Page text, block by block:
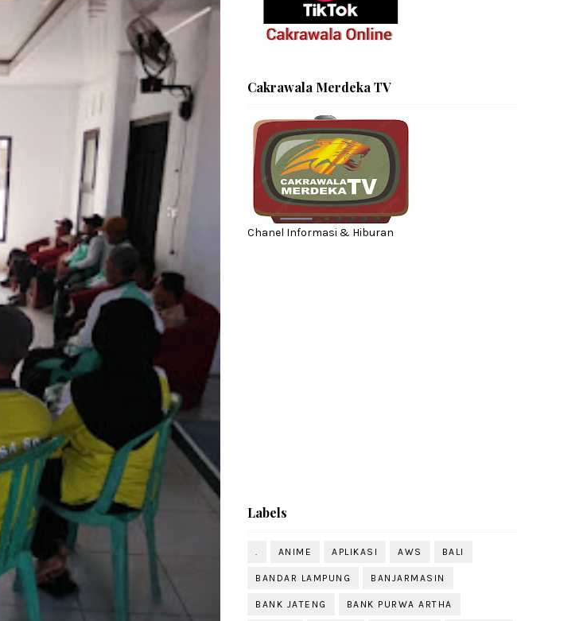
Cakrawala Merdeka TV
Chanel Informasi & Hiburan
Labels
. ANIME APLIKASI AWS BALI
BANDAR LAMPUNG BANJARMASIN
BANK JATENG BANK PURWA ARTHA